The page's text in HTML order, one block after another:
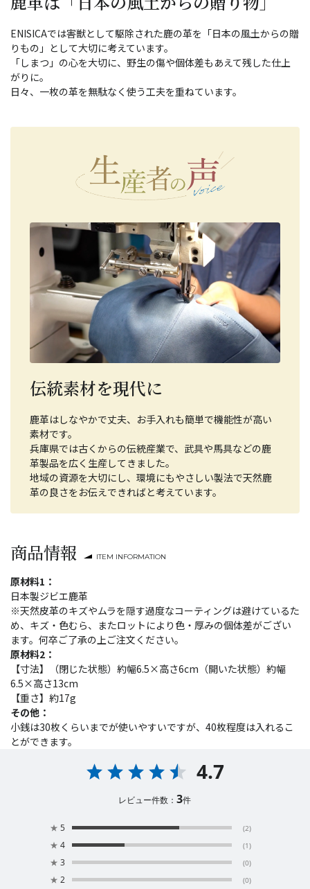
ENISICAでは害獣として駆除された鹿の革を「日本の風土からの贈
りもの」として大切に考えています。
「しまつ」の心を大切に、野生の傷や個体差もあえて残した仕上
がりに。
日々、一枚の革を無駄なく使う工夫を重ねています。
伝統素材を現代に
鹿革はしなやかで丈夫、お手入れも簡単で機能性が高い
素材です。
兵庫県では古くからの伝統産業で、武具や馬具などの鹿
革製品を広く生産してきました。
地域の資源を大切にし、環境にもやさしい製法で天然鹿
革の良さをお伝えできればと考えています。
商品情報 ITEM INFORMATION
原材料1：
日本製ジビエ鹿革
※天然皮革のキズやムラを隠す過度なコーティングは避けているた
め、キズ・色むら、またロットにより色・厚みの個体差がござい
ます。何卒ご了承の上ご注文ください。
原材料2：
【寸法】（閉じた状態）約幅6.5×高さ6cm（開いた状態）約幅
6.5×高さ13cm
【重さ】約17g
その他：
小銭は30枚くらいまでが使いやすいですが、40枚程度は入れるこ
とができます。
4.7
レビュー件数：3件
★ 5 (2)
★ 4 (1)
★ 3 (0)
★ 2 (0)